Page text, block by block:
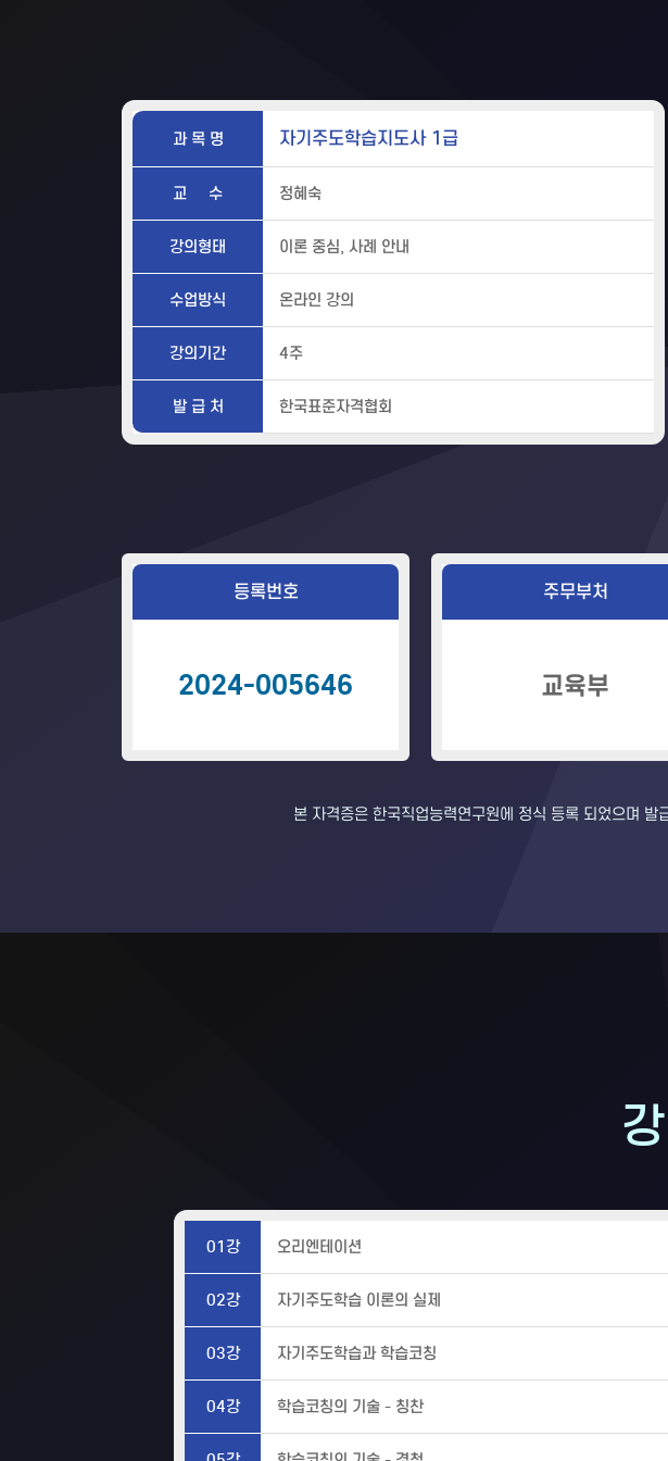
과 목 명 자기주도학습지도사 1급
교 수 정혜숙
강의형태 이론 중심, 사례 안내
수업방식 온라인 강의
강의기간 4주
발 급 처 한국표준자격협회
등록번호
2024-005646
주무부처
교육부
본 자격증은 한국직업능력연구원에 정식 등록 되었으며
01강 오리엔테이션
02강 자기주도학습 이론의 실제
03강 자기주도학습과 학습코칭
04강 학습코칭의 기술 - 칭찬